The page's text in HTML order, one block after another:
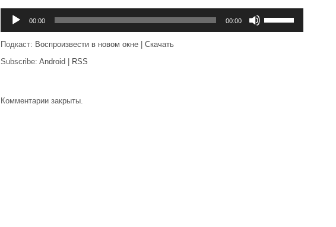
00:00 00:00
клавиши
Подкаст: Воспроизвести в новом окне
Скачать
Subscribe: Android RSS
Комментарии закрыты.